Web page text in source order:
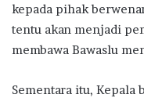
kepada pihak
tentu akan menjadi
membawa Bawaslu
Sementara itu, Kepala